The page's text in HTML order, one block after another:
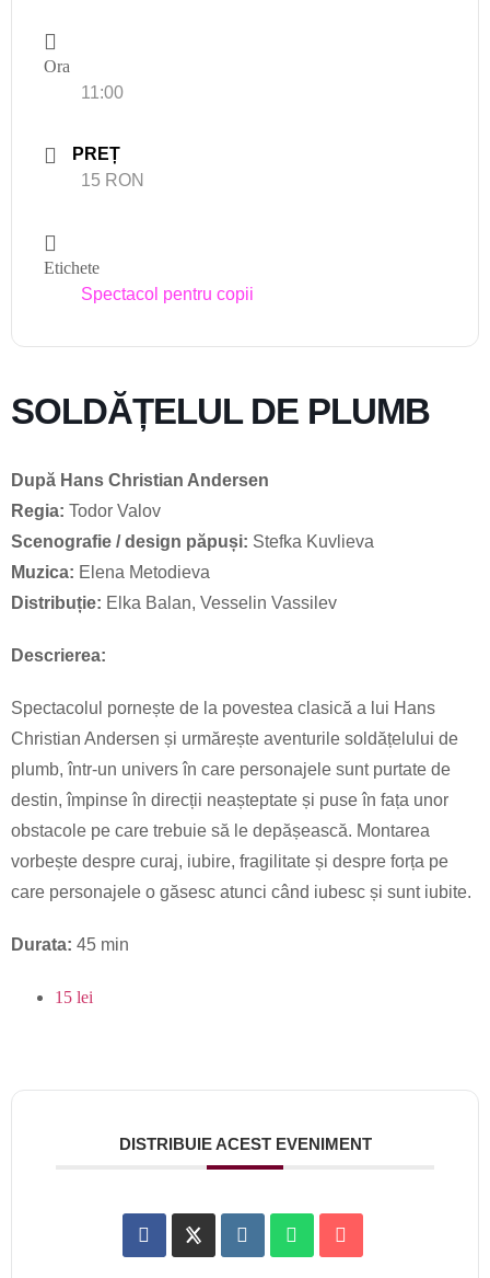
Ora
11:00
PREȚ
15 RON
Etichete
Spectacol pentru copii
SOLDĂȚELUL DE PLUMB
După Hans Christian Andersen
Regia: Todor Valov
Scenografie / design păpuși: Stefka Kuvlieva
Muzica: Elena Metodieva
Distribuție: Elka Balan, Vesselin Vassilev
Descrierea:
Spectacolul pornește de la povestea clasică a lui Hans
Christian Andersen și urmărește aventurile soldățelului de
plumb, într-un univers în care personajele sunt purtate de
destin, împinse în direcții neașteptate și puse în fața unor
obstacole pe care trebuie să le depășească. Montarea
vorbește despre curaj, iubire, fragilitate și despre forța pe
care personajele o găsesc atunci când iubesc și sunt iubite.
Durata: 45 min
15 lei
DISTRIBUIE ACEST EVENIMENT